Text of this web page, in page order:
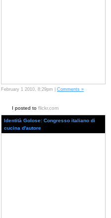
February 1 2010, 8:29pm | Comments »
I posted to flickr.com
Identità Golose: Congresso italiano di
cucina d'autore